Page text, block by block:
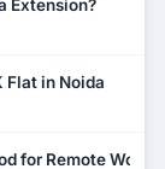
Extension?
Flat in Noida
for Remote Work?